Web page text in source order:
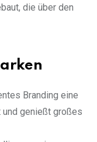
die über den
Branding eine
genießt großes